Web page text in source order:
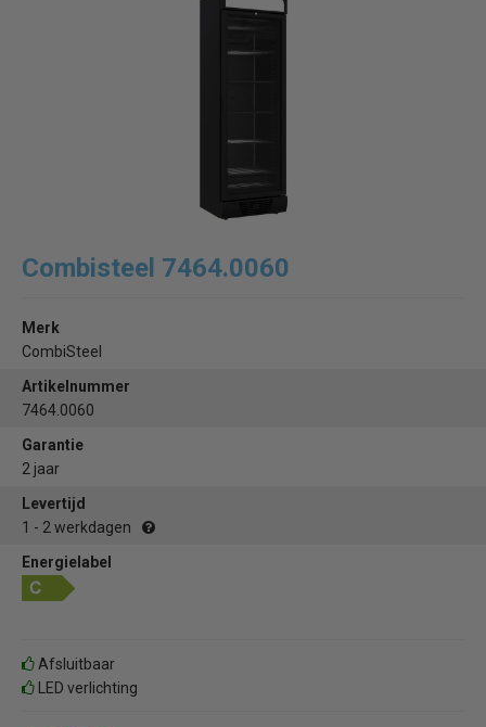
Combisteel 7464.0060
Merk
CombiSteel
Artikelnummer
7464.0060
Garantie
2 jaar
Levertijd
1 - 2 werkdagen
Energielabel
Afsluitbaar
LED verlichting